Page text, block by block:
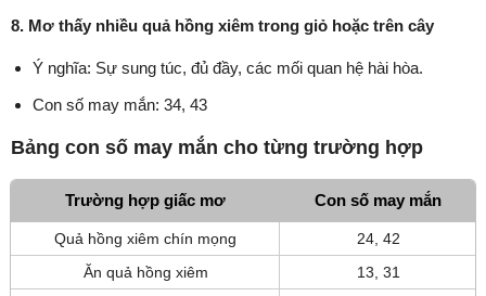
8. Mơ thấy nhiều quả hồng xiêm trong giỏ hoặc trên cây
Ý nghĩa: Sự sung túc, đủ đầy, các mối quan hệ hài hòa.
Con số may mắn: 34, 43
Bảng con số may mắn cho từng trường hợp
Trường hợp giấc mơ Con số may mắn
Quả hồng xiêm chín mọng
24, 42
Ăn quả hồng xiêm
13, 31